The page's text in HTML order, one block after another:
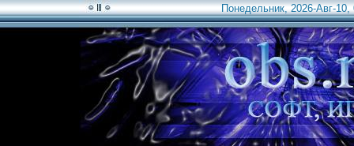
Понедельник, 2026-Авг-10,